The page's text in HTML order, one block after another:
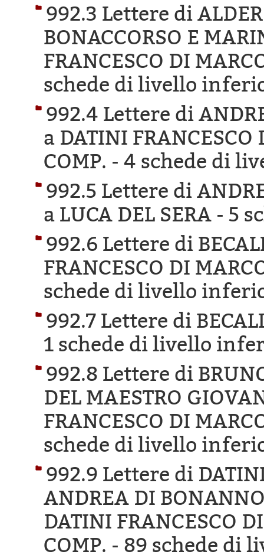
992.3 Lettere di
BONACCORSO E
FRANCESCO DI
schede di livello
992.4 Lettere di
a DATINI FRANCESCO
COMP. - 4 schede di
992.5 Lettere di
a LUCA DEL SERA - 5
992.6 Lettere di
FRANCESCO DI
schede di livello
992.7 Lettere di
1 schede di livello
992.8 Lettere di
DEL MAESTRO
FRANCESCO DI
schede di livello
992.9 Lettere di
ANDREA DI
DATINI FRANCESCO
COMP. - 89 schede di